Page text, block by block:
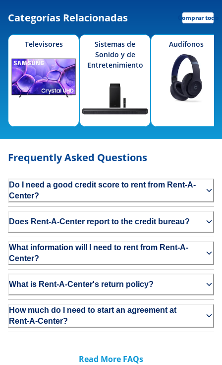
Categorías Relacionadas Comprar todo
Televisores
Sistemas de
Sonido y de
Entretenimiento
Audífonos
Frequently Asked Questions
Do I need a good credit score to rent from Rent-A-
Center?
Does Rent-A-Center report to the credit bureau?
What information will I need to rent from Rent-A-
Center?
What is Rent-A-Center's return policy?
How much do I need to start an agreement at
Rent-A-Center?
Read More FAQs